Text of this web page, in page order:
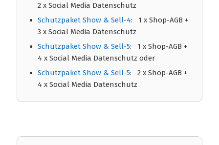
2 x Social Media Datenschutz
Schutzpaket Show & Sell-4: 1 x Shop-AGB +
3 x Social Media Datenschutz
Schutzpaket Show & Sell-5: 1 x Shop-AGB +
4 x Social Media Datenschutz oder
Schutzpaket Show & Sell-5: 2 x Shop-AGB +
4 x Social Media Datenschutz